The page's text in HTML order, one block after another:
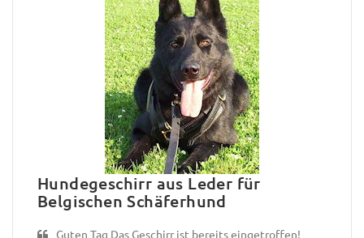
Hundegeschirr aus Leder für
Belgischen Schäferhund
Guten Tag Das Geschirr ist bereits eingetroffen!